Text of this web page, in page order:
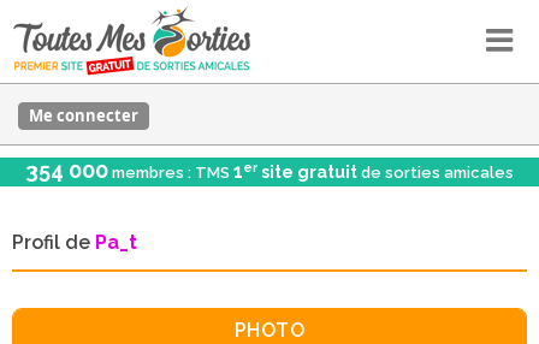
Me connecter
354 000 membres : TMS 1er site gratuit de sorties amicales
Profil de Pa_t
PHOTO